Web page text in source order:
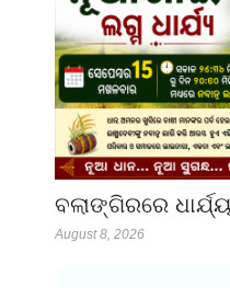
ବଲାଙ୍ଗିରରେ
August 8, 2026